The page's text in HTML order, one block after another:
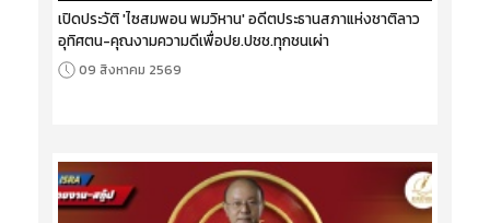
เปิดประวัติ 'ไซสมพอน พมวิหาน' อดีตประธานสภาแห่งชาติลาว
อุทิศตน-คุณงามความดีเพื่อปย.ปชช.ทุกชนเผ่า
09 สิงหาคม 2569